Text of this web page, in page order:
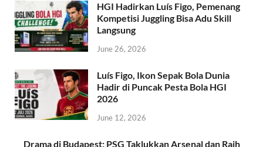
HGI Hadirkan Luís Figo, Pemenang
Kompetisi Juggling Bisa Adu Skill
Langsung
June 26, 2026
Luís Figo, Ikon Sepak Bola Dunia
Hadir di Puncak Pesta Bola HGI
2026
June 12, 2026
Drama di Budapest: PSG Taklukkan Arsenal dan Raih